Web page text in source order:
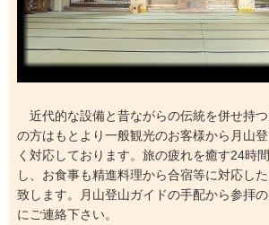
近代的な設備と昔ながらの伝統を併せ持
の方はもとより一般観光のお客様から月山
く対応しております。旅の疲れを癒す24時
し、お食事も精進料理から合宿等に対応し
致します。月山登山ガイドの手配から参拝
にご連絡下さい。